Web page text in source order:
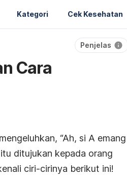
Kategori Cek Kesehatan
Penjelas
Cara
“Ah, si A emang
ditujukan kepada orang
ciri-cirinya berikut ini!